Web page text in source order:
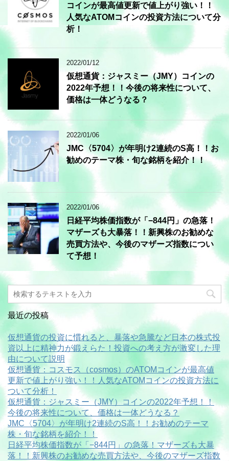
コインが最高値更新で値上がり強い！！
人気なATOMコインの投資方法について分
析！
2022/01/12
仮想通貨：ジャスミー（JMY）コインの
2022年予想！！今後の将来性について、
価格は一体どうなる？
2022/01/06
JMC〈5704〉が年明け2連続のS高！！お
勧めのテーマ株・旬な銘柄を紹介！！
2022/01/06
日経平均株価指数が「−844円」の急落！
マザーズも大暴落！！新興株のお勧めな
売買方法や、今後のマザーズ指数につい
て予想！
最近の投稿
仮想通貨の投資に慣れると、暴落や急騰など日本の株式投
資以上に精神力が鍛えらた！投資への考え方が激変した理
由について説明
仮想通貨：コスモス（cosmos）のATOMコインが最高値
更新で値上がり強い！！人気なATOMコインの投資方法に
ついて分析！
仮想通貨：ジャスミー（JMY）コインの2022年予想！！
今後の将来性について、価格は一体どうなる？
JMC〈5704〉が年明け2連続のS高！！お勧めのテーマ
株・旬な銘柄を紹介！！
日経平均株価指数が「−844円」の急落！マザーズも大暴
落！！新興株のお勧めな売買方法や、今後のマザーズ指数